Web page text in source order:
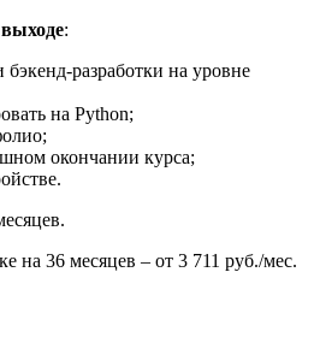
:
разработки на уровне
на Python;
окончании курса;
на 36 месяцев – от 3 711 руб./мес.